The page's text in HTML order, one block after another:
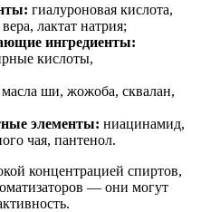
гиалуроновая кислота,
лактат натрия;
ингредиенты:
кислоты,
масла ши, жожоба, сквалан,
элементы: ниацинамид,
чая, пантенол.
концентрацией спиртов,
— они могут